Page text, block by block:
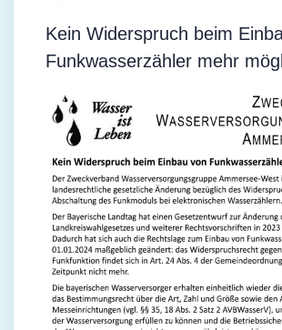
Kein Widerspruch beim
Funkwasserzähler mehr